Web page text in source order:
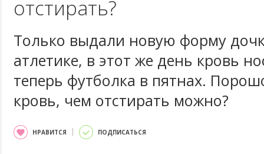
отстирать?
Только выдали новую форму
атлетике, в этот же день кровь
теперь футболка в пятнах.
кровь, чем отстирать можно?
НРАВИТСЯ ПОДПИСАТЬСЯ